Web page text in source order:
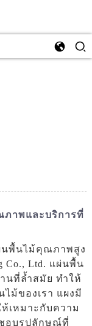
าพและบริการที่
นพื้นไม้คุณภาพสูง
Co., Ltd. แผ่นพื้น
นที่ล้ำสมัย ทำให้
ม้ของเรา แผงมี
เหมาะกับความ
อบรูปลักษณ์ที่